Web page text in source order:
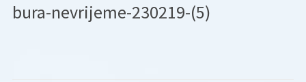
bura-nevrijeme-230219-(5)